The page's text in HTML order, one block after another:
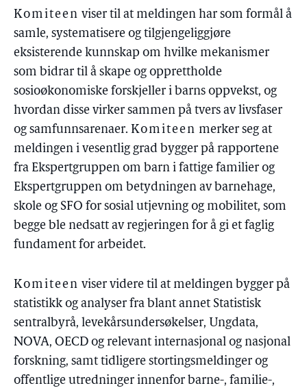
Komiteen viser til at meldingen har som formål å
samle, systematisere og tilgjengeliggjøre
eksisterende kunnskap om hvilke mekanismer
som bidrar til å skape og opprettholde
sosioøkonomiske forskjeller i barns oppvekst, og
hvordan disse virker sammen på tvers av livsfaser
og samfunnsarenaer. Komiteen merker seg at
meldingen i vesentlig grad bygger på rapportene
fra Ekspertgruppen om barn i fattige familier og
Ekspertgruppen om betydningen av barnehage,
skole og SFO for sosial utjevning og mobilitet, som
begge ble nedsatt av regjeringen for å gi et faglig
fundament for arbeidet.
Komiteen viser videre til at meldingen bygger på
statistikk og analyser fra blant annet Statistisk
sentralbyrå, levekårsundersøkelser, Ungdata,
NOVA, OECD og relevant internasjonal og nasjonal
forskning, samt tidligere stortingsmeldinger og
offentlige utredninger innenfor barne-, familie-,